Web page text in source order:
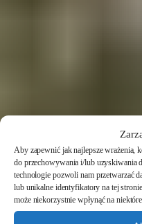
Aby zapewnić jak najlepsze wrażenia,
do przechowywania i/lub uzyskiwania
technologie pozwoli nam przetwarzać
lub unikalne identyfikatory na tej
może niekorzystnie wpłynąć na